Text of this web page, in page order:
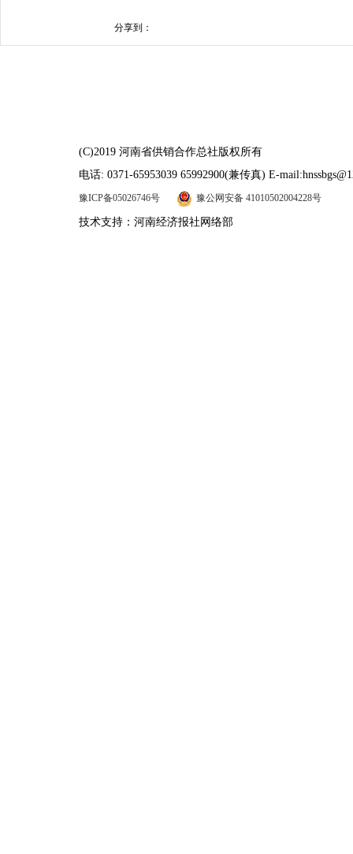
分享到：
(C)2019 河南省供销合作总社版权所有
电话: 0371-65953039 65992900(兼传真) E-
豫ICP备05026746号 豫公网安备 41010502004228号
技术支持：河南经济报社网络部